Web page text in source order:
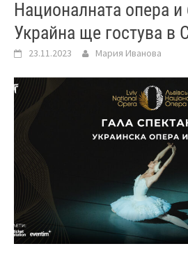
Националната опера и
Украйна ще гостува в
23.11.2023 Мария Иванова